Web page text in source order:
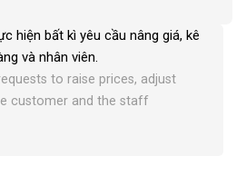
hiện bất kì yêu cầu nâng giá, kê
và nhân viên.
to raise prices, adjust
customer and the staff